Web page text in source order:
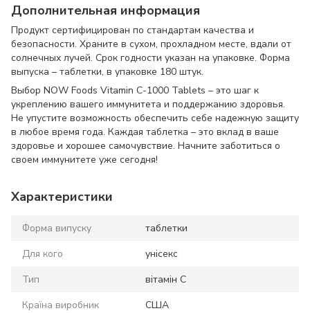
Дополнительная информация
Продукт сертифицирован по стандартам качества и
безопасности. Храните в сухом, прохладном месте, вдали от
солнечных лучей. Срок годности указан на упаковке. Форма
выпуска – таблетки, в упаковке 180 штук.
Выбор NOW Foods Vitamin C-1000 Tablets – это шаг к
укреплению вашего иммунитета и поддержанию здоровья.
Не упустите возможность обеспечить себе надежную защиту
в любое время года. Каждая таблетка – это вклад в ваше
здоровье и хорошее самочувствие. Начните заботиться о
своем иммунитете уже сегодня!
Характеристики
Форма випуску
таблетки
Для кого
унісекс
Тип
вітамін C
Країна виробник
США